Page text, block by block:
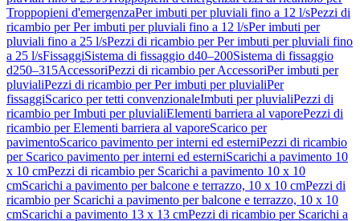
Troppopieni d'emergenzaPer imbuti per pluviali fino a 12 l/sPezzi di
ricambio per Per imbuti per pluviali fino a 12 l/sPer imbuti per
pluviali fino a 25 l/sPezzi di ricambio per Per imbuti per pluviali fino
a 25 l/sFissaggiSistema di fissaggio d40–200Sistema di fissaggio
d250–315AccessoriPezzi di ricambio per AccessoriPer imbuti per
pluvialiPezzi di ricambio per Per imbuti per pluvialiPer
fissaggiScarico per tetti convenzionaleImbuti per pluvialiPezzi di
ricambio per Imbuti per pluvialiElementi barriera al vaporePezzi di
ricambio per Elementi barriera al vaporeScarico per
pavimentoScarico pavimento per interni ed esterniPezzi di ricambio
per Scarico pavimento per interni ed esterniScarichi a pavimento 10
x 10 cmPezzi di ricambio per Scarichi a pavimento 10 x 10
cmScarichi a pavimento per balcone e terrazzo, 10 x 10 cmPezzi di
ricambio per Scarichi a pavimento per balcone e terrazzo, 10 x 10
cmScarichi a pavimento 13 x 13 cmPezzi di ricambio per Scarichi a